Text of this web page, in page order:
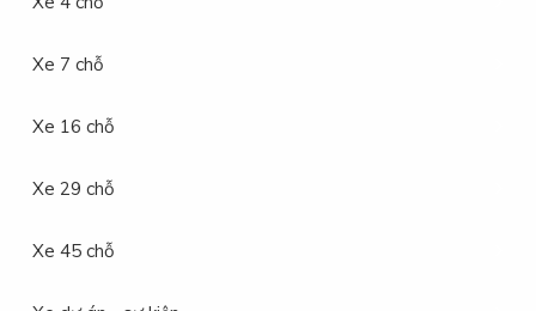
Xe 7 chỗ
Xe 16 chỗ
Xe 29 chỗ
Xe 45 chỗ